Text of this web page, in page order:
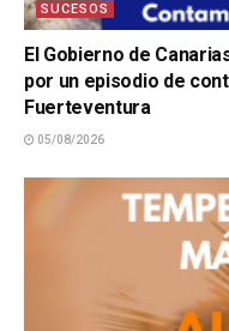
SUCESOS
El Gobierno de
por un episodio de
Fuerteventura
05/08/2026